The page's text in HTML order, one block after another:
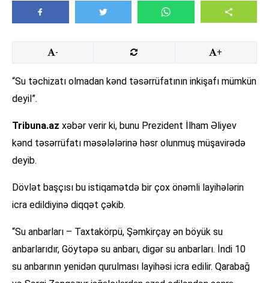
- +
“Su təchizatı olmadan kənd təsərrüfatının inkişafı mümkün
deyil”.
Tribuna.az xəbər verir ki, bunu Prezident İlham Əliyev
kənd təsərrüfatı məsələlərinə həsr olunmuş müşavirədə
deyib.
Dövlət başçısı bu istiqamətdə bir çox önəmli layihələrin
icra edildiyinə diqqət çəkib.
“Su anbarları – Taxtakörpü, Şəmkirçay ən böyük su
anbarlarıdır, Göytəpə su anbarı, digər su anbarları. İndi 10
su anbarının yenidən qurulması layihəsi icra edilir. Qarabağ